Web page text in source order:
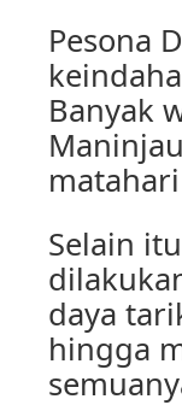
Pesona
Banyak
Selain
daya
hingga